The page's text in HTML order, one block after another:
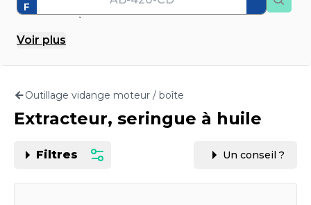
F
Motorisation
Voir plus
Outillage vidange moteur / boîte
Extracteur, seringue à huile
Filtres Un conseil ?